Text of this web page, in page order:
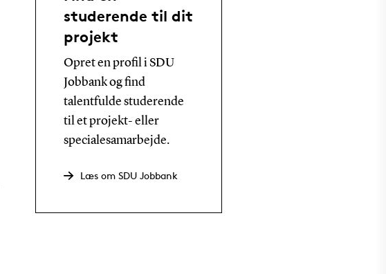
studerende til dit
projekt
Opret en profil i SDU
Jobbank og find
talentfulde studerende
til et projekt- eller
specialesamarbejde.
Læs om SDU Jobbank